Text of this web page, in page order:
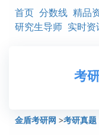
首页 分数线 精品
研究生导师 实时资
考
金盾考研网 >考研真题